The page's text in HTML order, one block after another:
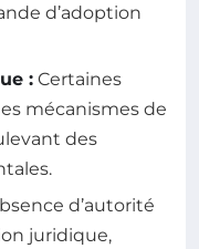
d’adoption
: Certaines
mécanismes de
des
d’autorité
juridique,